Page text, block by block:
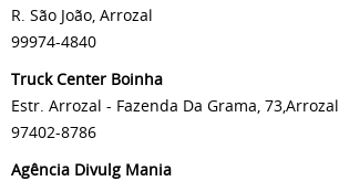
R. São João, Arrozal
99974-4840
Truck Center Boinha
Estr. Arrozal - Fazenda Da Grama, 73,Arrozal
97402-8786
Agência Divulg Mania